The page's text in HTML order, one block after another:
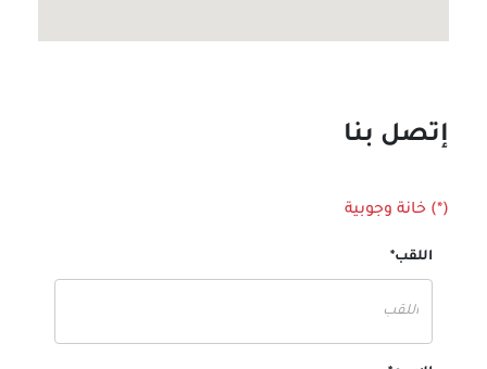
إتصل بنا
(*) خانة وجوبية
اللقب*